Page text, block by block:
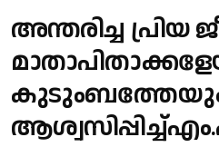
അന്തരിച്ച പ്രിയ